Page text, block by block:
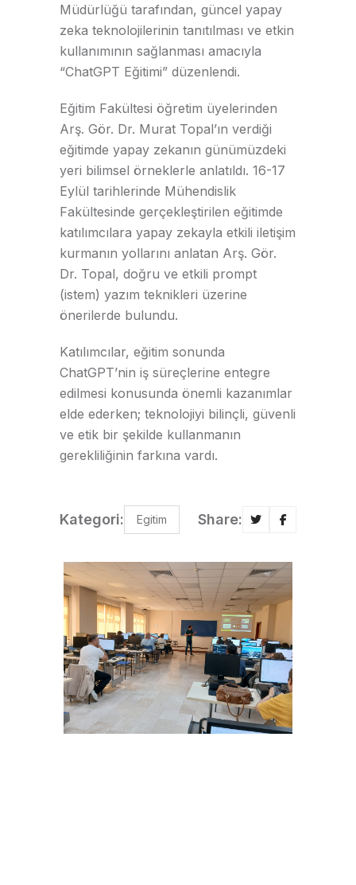
Müdürlüğü tarafından, güncel yapay
zeka teknolojilerinin tanıtılması ve etkin
kullanımının sağlanması amacıyla
“ChatGPT Eğitimi” düzenlendi.
Eğitim Fakültesi öğretim üyelerinden
Arş. Gör. Dr. Murat Topal’ın verdiği
eğitimde yapay zekanın günümüzdeki
yeri bilimsel örneklerle anlatıldı. 16-17
Eylül tarihlerinde Mühendislik
Fakültesinde gerçekleştirilen eğitimde
katılımcılara yapay zekayla etkili iletişim
kurmanın yollarını anlatan Arş. Gör.
Dr. Topal, doğru ve etkili prompt
(istem) yazım teknikleri üzerine
önerilerde bulundu.
Katılımcılar, eğitim sonunda
ChatGPT’nin iş süreçlerine entegre
edilmesi konusunda önemli kazanımlar
elde ederken; teknolojiyi bilinçli, güvenli
ve etik bir şekilde kullanmanın
gerekliliğinin farkına vardı.
Kategori: Egitim Share: